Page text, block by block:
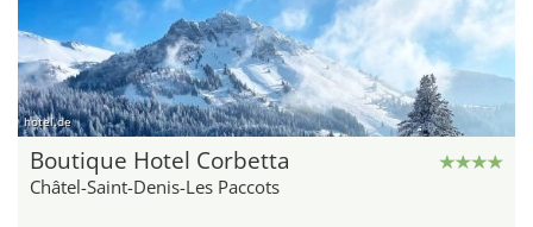
hotel.de
Boutique Hotel Corbetta
Châtel-Saint-Denis-Les Paccots